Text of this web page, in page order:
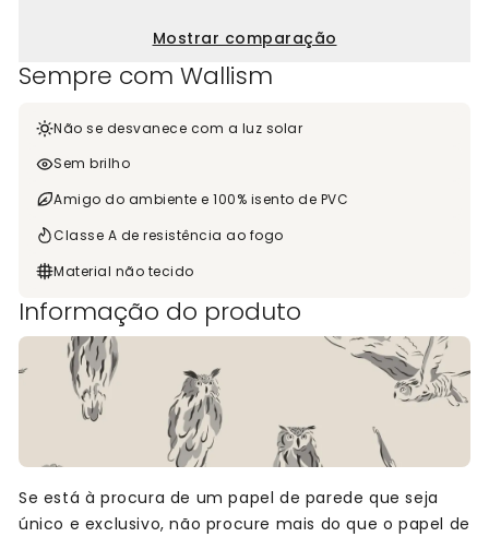
Mostrar comparação
Sempre com Wallism
Não se desvanece com a luz solar
Sem brilho
Amigo do ambiente e 100% isento de PVC
Classe A de resistência ao fogo
Material não tecido
Informação do produto
Se está à procura de um papel de parede que seja
único e exclusivo, não procure mais do que o papel de